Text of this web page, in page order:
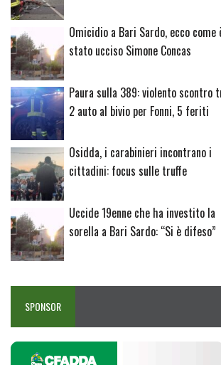
Omicidio a Bari Sardo, ecco come
stato ucciso Simone Concas
Paura sulla 389: violento scontro
2 auto al bivio per Fonni, 5 feriti
Osidda, i carabinieri incontrano i
cittadini: focus sulle truffe
Uccide 19enne che ha investito la
sorella a Bari Sardo: “Si è difeso”
SPONSOR